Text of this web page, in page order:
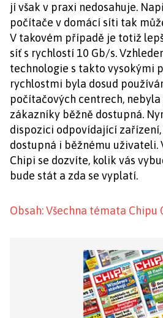
jí však v praxi nedosahuje.
počítače v domácí síti tak
V takovém případě je totiž
síť s rychlostí 10 Gb/s.
technologie s takto vysokými
rychlostmi byla dosud
počítačových centrech, nebyla
zákazníky běžně dostupná.
dispozici odpovídající
dostupná i běžnému uživateli.
Chipi se dozvíte, kolik vás
bude stát a zda se vyplatí.
Obsah: Všechna témata Chipu